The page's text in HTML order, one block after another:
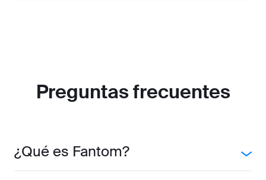
Preguntas frecuentes
¿Qué es Fantom?